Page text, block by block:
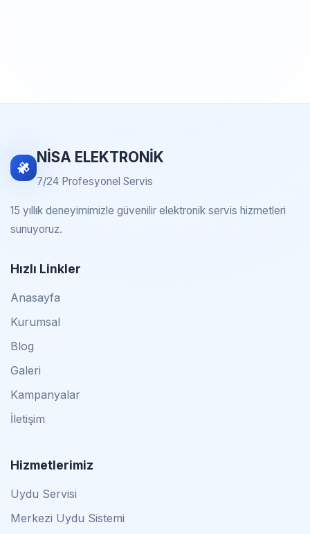
NİSA ELEKTRONİK
7/24 Profesyonel Servis
15 yıllık deneyimimizle güvenilir elektronik servis hizmetleri
sunuyoruz.
Hızlı Linkler
Anasayfa
Kurumsal
Blog
Galeri
Kampanyalar
İletişim
Hizmetlerimiz
Uydu Servisi
Merkezi Uydu Sistemi